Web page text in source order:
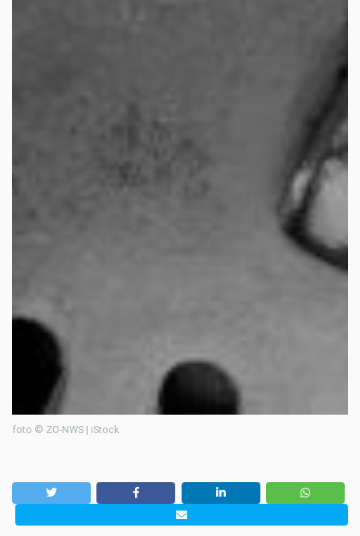
foto © ZO-NWS | iStock